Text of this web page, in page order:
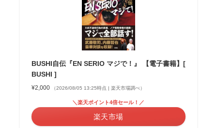
BUSHI自伝『EN SERIO マジで！』 【電子書籍】[
BUSHI ]
¥2,000 （2026/08/05 13:25時点 | 楽天市場調べ）
＼楽天ポイント4倍セール！／
楽天市場